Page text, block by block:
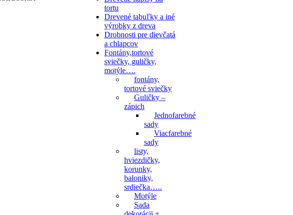
tortu
Drevené tabuľky a iné
výrobky z dreva
Drobnosti pre dievčatá
a chlapcov
Fontány,tortové
sviečky, guličky,
motýle….
fontány,
tortové sviečky
Guličky –
zápich
Jednofarebné
sady
Viacfarebné
sady
listy,
hviezdičky,
korunky,
baloniky,
srdiečka…..
Motýle
Sada